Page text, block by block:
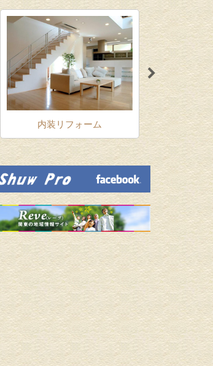
内装リフォーム